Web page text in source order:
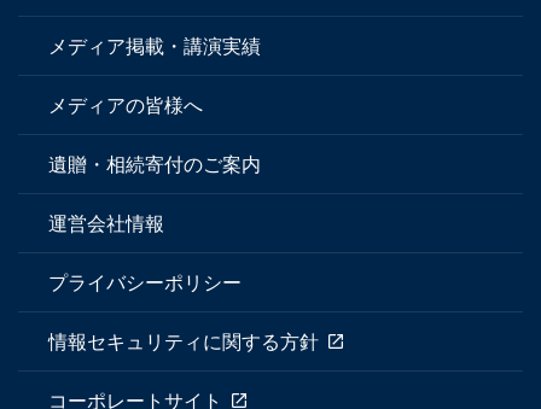
メディア掲載・講演実績
メディアの皆様へ
遺贈・相続寄付のご案内
運営会社情報
プライバシーポリシー
情報セキュリティに関する方針
コーポレートサイト